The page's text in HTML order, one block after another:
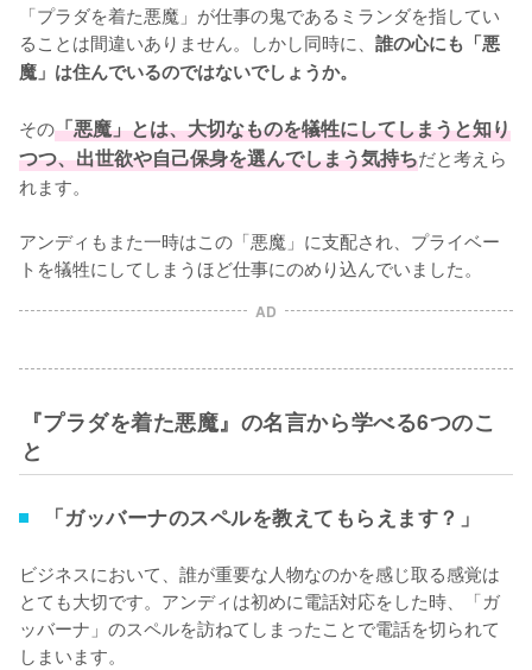
「プラダを着た悪魔」が仕事の鬼であるミランダを指してい
ることは間違いありません。しかし同時に、 誰の心にも「悪
魔」は住んでいるのではないでしょうか。
その「悪魔」とは、大切なものを犠牲にしてしまうと知り
つつ、出世欲や自己保身を選んでしまう気持ちだと考えら
れます。
アンディもまた一時はこの「悪魔」に支配され、プライベー
トを犠牲にしてしまうほど仕事にのめり込んでいました。
AD
『プラダを着た悪魔』の名言から学べる6つのこ
と
「ガッバーナのスペルを教えてもらえます？」
ビジネスにおいて、誰が重要な人物なのかを感じ取る感覚は
とても大切です。アンディは初めに電話対応をした時、「ガ
ッバーナ」のスペルを訪ねてしまったことで電話を切られて
しまいます。